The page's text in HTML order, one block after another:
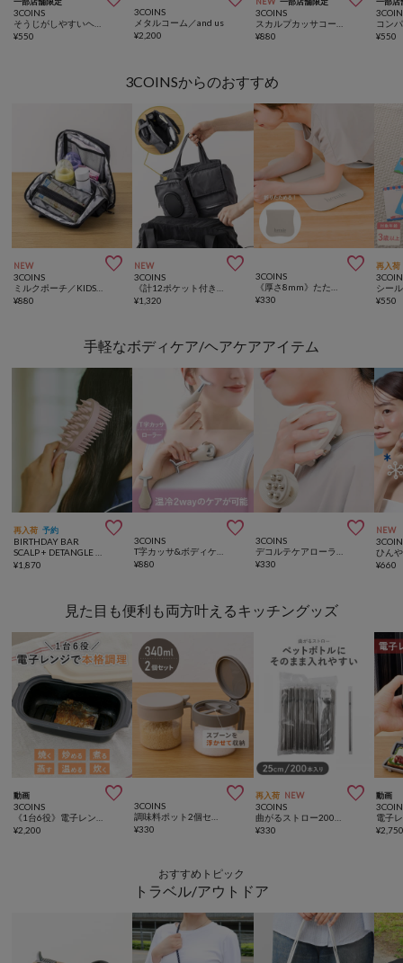
3COINS
¥550
3COINS
メタルコーム／and us
¥2,200
3COINS
¥880 ¥550
3COINSからのおすすめ
NEW 
3COINS
¥880
NEW 
3COINS
¥1,320

3COINS
¥330
再入荷
¥550
手軽なボディケア/ヘアケアアイテム
再入荷 予約 
BIRTHDAY BAR
¥1,870

3COINS
¥880

3COINS
¥330
NEW
¥660
見た目も便利も両方叶えるキッチングッズ
動画 
3COINS
¥2,200

3COINS
¥330
再入荷 NEW 
3COINS
¥330
動画
¥
おすすめトピック
トラベル/アウトドア